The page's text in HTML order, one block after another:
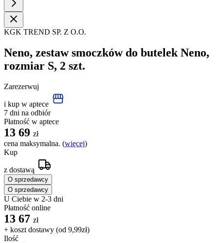
KGK TREND SP. Z O.O.
Neno, zestaw smoczków do butelek Neno,
rozmiar S, 2 szt.
Zarezerwuj
i kup w aptece
7 dni na odbiór
Płatność w aptece
13 69 zł
cena maksymalna. (więcej)
Kup
z dostawą
O sprzedawcy
O sprzedawcy
U Ciebie w 2-3 dni
Płatność online
13 67 zł
+ koszt dostawy (od 9,99zł)
Ilość